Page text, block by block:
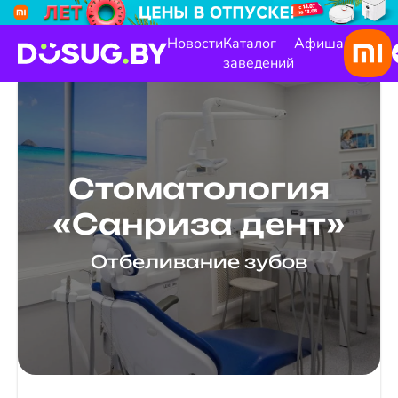
НовостиКаталог
заведений
Афиша
Стоматология
«Санриза дент»
Отбеливание зубов